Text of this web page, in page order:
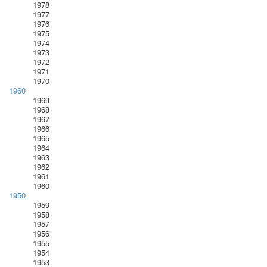
1978
1977
1976
1975
1974
1973
1972
1971
1970
1960
1969
1968
1967
1966
1965
1964
1963
1962
1961
1960
1950
1959
1958
1957
1956
1955
1954
1953